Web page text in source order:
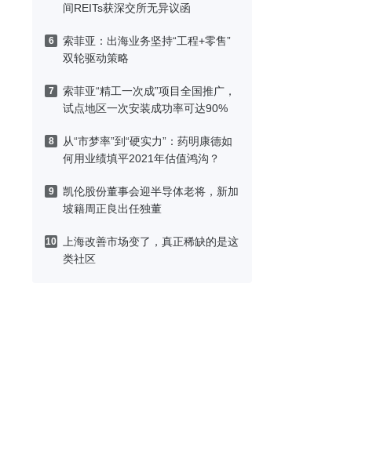
间REITs获深交所无异议函
6
索菲亚：出海业务坚持“工程+零售”
双轮驱动策略
7
索菲亚“精工一次成”项目全国推广，
试点地区一次安装成功率可达90%
8
从“市梦率”到“硬实力”：药明康德如
何用业绩填平2021年估值鸿沟？
9
凯伦股份董事会迎半导体老将，新加
坡籍周正良出任独董
10
上海改善市场变了，真正稀缺的是这
类社区